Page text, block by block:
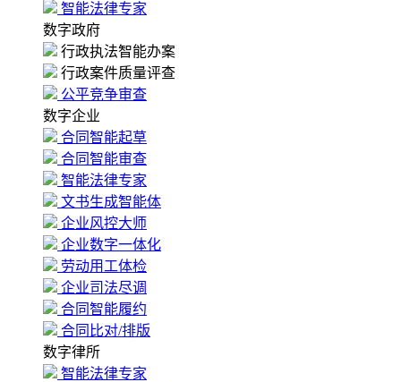
智能法律专家
数字政府
行政执法智能办案
行政案件质量评查
公平竞争审查
数字企业
合同智能起草
合同智能审查
智能法律专家
文书生成智能体
企业风控大师
企业数字一体化
劳动用工体检
企业司法尽调
合同智能履约
合同比对/排版
数字律所
智能法律专家